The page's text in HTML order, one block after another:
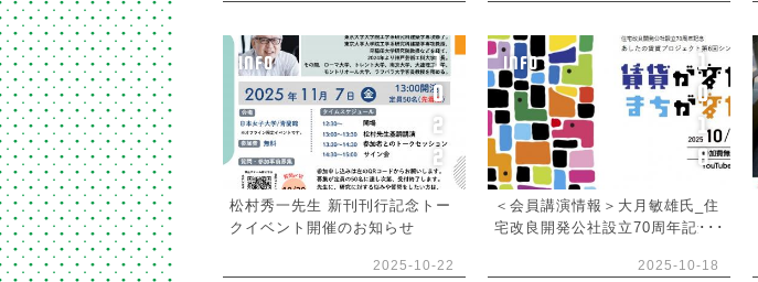
INFO
1
0
2
2
松村秀一先生 新刊刊行記念トー
クイベント開催のお知らせ
2025-10-22
INFO
1
0
1
8
＜会員講演情報＞大月敏雄氏_住
宅改良開発公社設立70周年記念
シンポジウム 賃貸が変わればま
2025-10-18